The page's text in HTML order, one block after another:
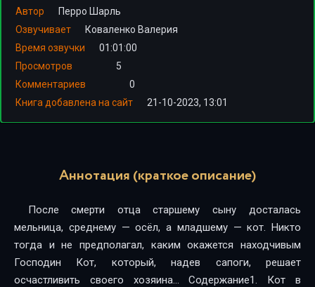
Автор
Перро Шарль
Озвучивает
Коваленко Валерия
Время озвучки
01:01:00
Просмотров
5
Комментариев
0
Книга добавлена на сайт
21-10-2023, 13:01
Аннотация (краткое описание)
После смерти отца старшему сыну досталась
мельница, среднему — осёл, а младшему — кот. Никто
тогда и не предполагал, каким окажется находчивым
Господин Кот, который, надев сапоги, решает
осчастливить своего хозяина... Содержание1. Кот в